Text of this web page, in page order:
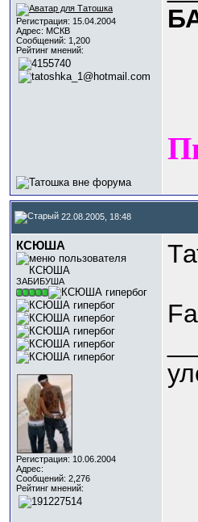
Регистрация: 15.04.2004
Адрес: МСКВ
Сообщений: 1,200
Рейтинг мнений:
22.08.2005, 18:48
КСЮША
ЗАБИБУША
Регистрация: 10.06.2004
Адрес:
Сообщений: 2,276
Рейтинг мнений: